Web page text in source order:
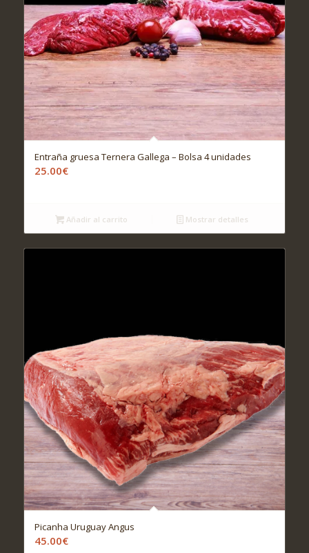
Entraña gruesa Ternera Gallega – Bolsa 4 unidades
25.00€
Añadir al carrito Mostrar detalles
Picanha Uruguay Angus
45.00€